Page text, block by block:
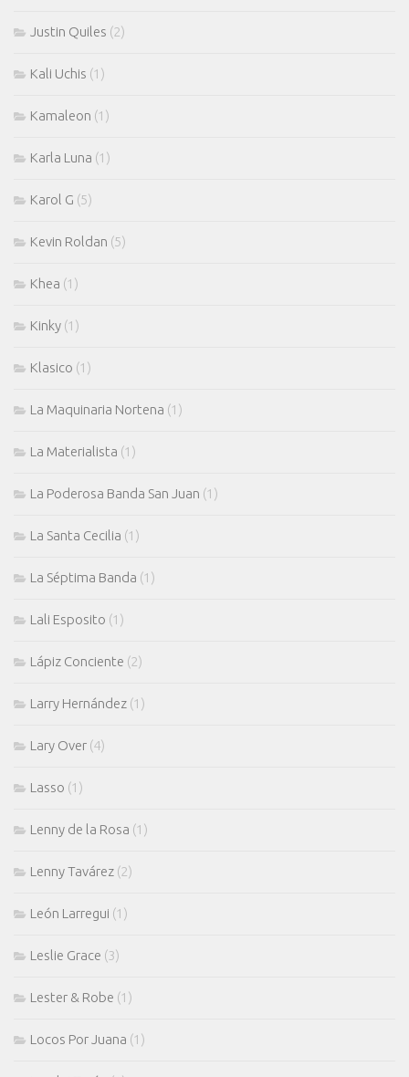
Justin Quiles (2)
Kali Uchis (1)
Kamaleon (1)
Karla Luna (1)
Karol G (5)
Kevin Roldan (5)
Khea (1)
Kinky (1)
Klasico (1)
La Maquinaria Nortena (1)
La Materialista (1)
La Poderosa Banda San Juan (1)
La Santa Cecilia (1)
La Séptima Banda (1)
Lali Esposito (1)
Lápiz Conciente (2)
Larry Hernández (1)
Lary Over (4)
Lasso (1)
Lenny de la Rosa (1)
Lenny Tavárez (2)
León Larregui (1)
Leslie Grace (3)
Lester & Robe (1)
Locos Por Juana (1)